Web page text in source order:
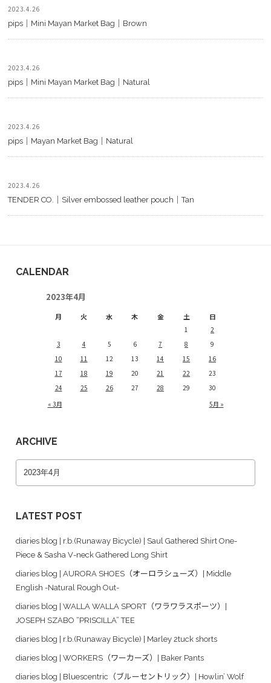
2023.4.26
pips｜Mini Mayan Market Bag｜Brown
2023.4.26
pips｜Mini Mayan Market Bag｜Natural
2023.4.26
pips｜Mayan Market Bag｜Natural
2023.4.26
TENDER CO.｜Silver embossed leather pouch｜Tan
CALENDAR
2023年4月
月 火 水 木 金 土 日
« 3月 5月 »
1
2
3
4 5 6 7 8
9
10
11 12 13 14 15
16
17
18 19 20 21 22
23
24
25 26 27 28 29 30
ARCHIVE
LATEST POST
diaries blog | r.b.(Runaway Bicycle) | Saul Gathered Shirt One-
Piece & Sasha V-neck Gathered Long Shirt
diaries blog | AURORA SHOES（オーロラシューズ）| Middle
English -Natural Rough Out-
diaries blog | WALLA WALLA SPORT（ワラワラスポーツ）|
JOSEPH SZABO “PRISCILLA” TEE
diaries blog | r.b.(Runaway Bicycle) | Marley 2tuck shorts
diaries blog | WORKERS（ワーカーズ）| Baker Pants
diaries blog | Bluescentric（ブルーセントリック）| Howlin’ Wolf